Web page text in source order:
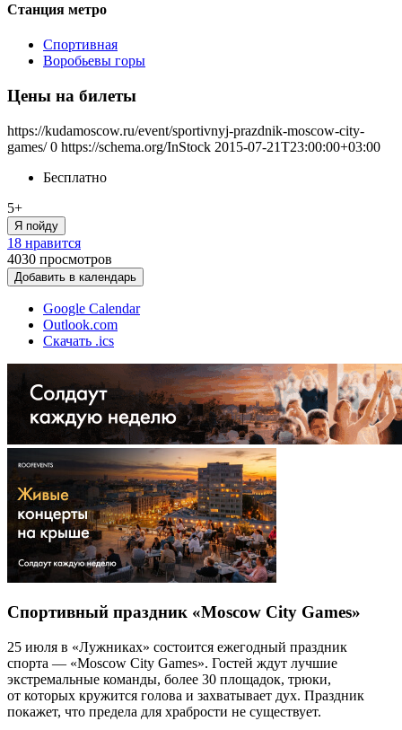
Станция метро
Спортивная
Воробьевы горы
Цены на билеты
https://kudamoscow.ru/event/sportivnyj-prazdnik-moscow-city-
games/ 0 https://schema.org/InStock 2015-07-21T23:00:00+03:00
Бесплатно
5+
Я пойду
18 нравится
4030 просмотров
Добавить в календарь
Google Calendar
Outlook.com
Скачать .ics
Спортивный праздник «Moscow City Games»
25 июля в «Лужниках» состоится ежегодный праздник
спорта — «Moscow City Games». Гостей ждут лучшие
экстремальные команды, более 30 площадок, трюки,
от которых кружится голова и захватывает дух. Праздник
покажет, что предела для храбрости не существует.